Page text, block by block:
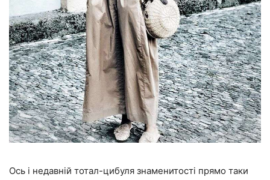
Ось і недавній тотал-цибуля знаменитості прямо таки